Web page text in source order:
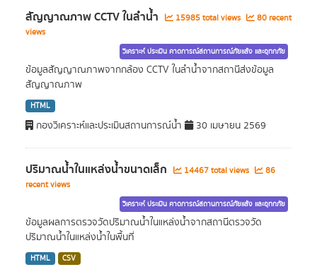
สัญญาณภาพ CCTV ในลำน้ำ 15985 total views
80 recent
views
วิเคราะห์ ประเมิน คาดการณ์สถานการณ์ภัยแล้ง และอุทกภัย
ข้อมูลสัญญาณภาพจากกล้อง CCTV ในลำน้ำจากสถานีส่งข้อมูล
สัญญาณภาพ
HTML
กองวิเคราะห์และประเมินสถานการณ์น้ำ 30 เมษายน 2569
ปริมาณน้ำในแหล่งน้ำขนาดเล็ก 14467 total views
86
recent views
วิเคราะห์ ประเมิน คาดการณ์สถานการณ์ภัยแล้ง และอุทกภัย
ข้อมูลผลการตรวจวัดปริมาณน้ำในแหล่งน้ำจากสถานีตรวจวัด
ปริมาณน้ำในแหล่งน้ำในพื้นที่
HTML CSV